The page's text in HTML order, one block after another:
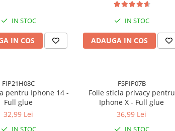
IN STOC
IN COS
IN STOC
ADAUGA IN COS
FIP21H08C
pentru Iphone 14 -
Full glue
32,99 Lei
IN STOC
FSPIP07B
Folie sticla privacy pentru
Iphone X - Full glue
36,99 Lei
IN STOC